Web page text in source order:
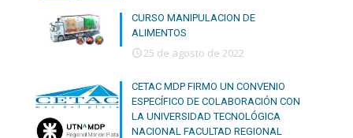
CURSO MANIPULACION DE
ALIMENTOS
25 de agosto de 2022
CETAC MDP FIRMO UN CONVENIO
ESPECÍFICO DE COLABORACIÓN CON
LA UNIVERSIDAD TECNOLÓGICA
NACIONAL FACULTAD REGIONAL